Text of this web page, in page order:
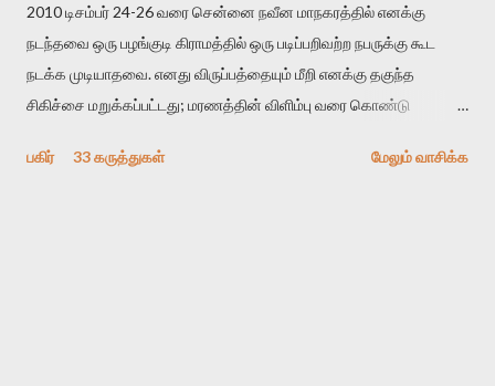
2010 டிசம்பர் 24-26 வரை சென்னை நவீன மாநகரத்தில் எனக்கு
நடந்தவை ஒரு பழங்குடி கிராமத்தில் ஒரு படிப்பறிவற்ற நபருக்கு கூட
நடக்க முடியாதவை. எனது விருப்பத்தையும் மீறி எனக்கு தகுந்த
சிகிச்சை மறுக்கப்பட்டது; மரணத்தின் விளிம்பு வரை கொண்டு
பகிர்
33 கருத்துகள் மேலும் வாசிக்க